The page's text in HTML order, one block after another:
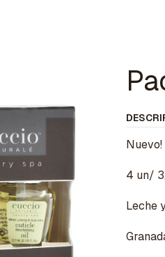
Nuevo!
4 un/
Leche